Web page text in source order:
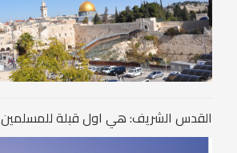
القدس الشريف: هي اول قبلة للمسلمين